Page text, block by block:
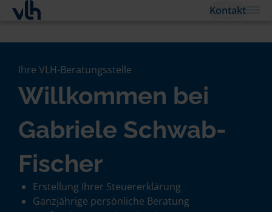
Kontakt
Ihre VLH-Beratungsstelle
Willkommen bei
Gabriele Schwab-
Fischer
Erstellung Ihrer Steuererklärung
Ganzjährige persönliche Beratung